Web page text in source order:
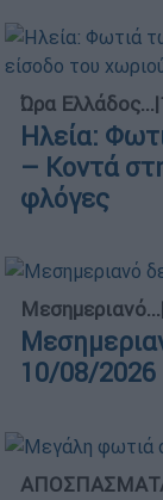
Ώρα Ελλάδος...|
Ηλεία:
– Κοντά
φλόγες
Μεσημεριανό...|
10/08/2026